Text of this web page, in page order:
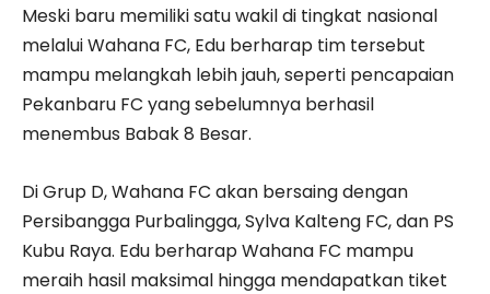
Meski baru memiliki satu wakil di tingkat nasional
melalui Wahana FC, Edu berharap tim tersebut
mampu melangkah lebih jauh, seperti pencapaian
Pekanbaru FC yang sebelumnya berhasil
menembus Babak 8 Besar.
Di Grup D, Wahana FC akan bersaing dengan
Persibangga Purbalingga, Sylva Kalteng FC, dan PS
Kubu Raya. Edu berharap Wahana FC mampu
meraih hasil maksimal hingga mendapatkan tiket